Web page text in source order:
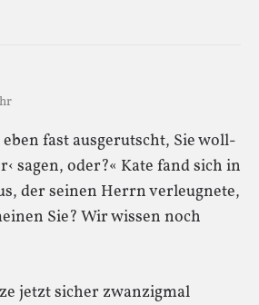
eben fast aus­ge­rutscht, Sie woll­
sagen, oder?« Kate fand sich in
der sei­nen Herrn ver­leug­nete,
Sie? Wir wis­sen noch
jetzt sicher zwanzigmal